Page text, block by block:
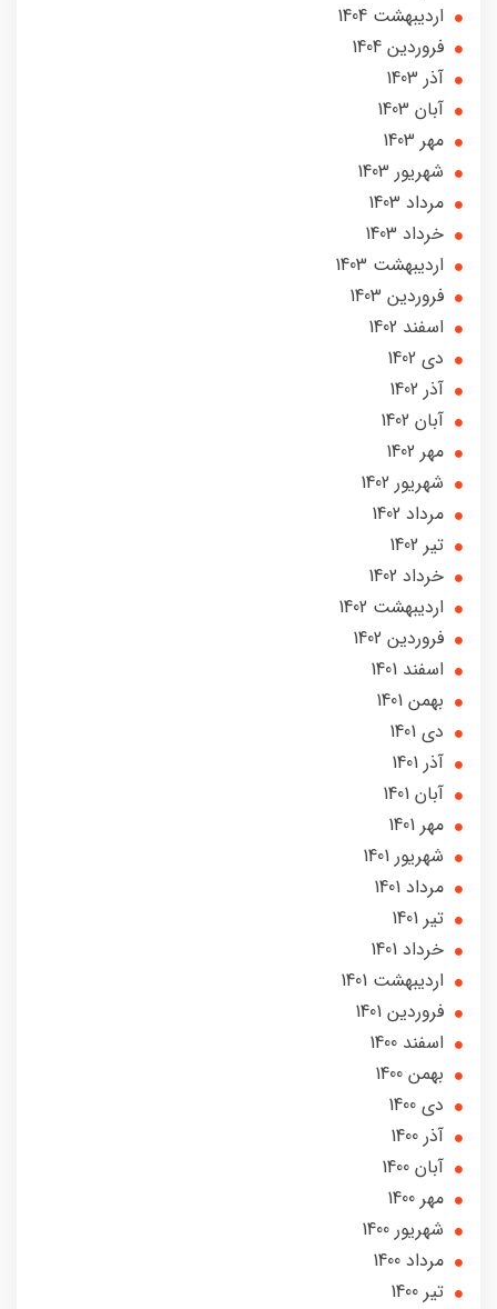
ارديبهشت 1404
فروردین 1404
آذر 1403
آبان 1403
مهر 1403
شهریور 1403
مرداد 1403
خرداد 1403
ارديبهشت 1403
فروردین 1403
اسفند 1402
دی 1402
آذر 1402
آبان 1402
مهر 1402
شهریور 1402
مرداد 1402
تير 1402
خرداد 1402
ارديبهشت 1402
فروردین 1402
اسفند 1401
بهمن 1401
دی 1401
آذر 1401
آبان 1401
مهر 1401
شهریور 1401
مرداد 1401
تير 1401
خرداد 1401
ارديبهشت 1401
فروردین 1401
اسفند 1400
بهمن 1400
دی 1400
آذر 1400
آبان 1400
مهر 1400
شهریور 1400
مرداد 1400
تير 1400